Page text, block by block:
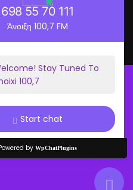
698 55 70 111
Άνοιξη 100,7 FM
Stay Tuned To
100,7
Start chat
by WpChatPlugins